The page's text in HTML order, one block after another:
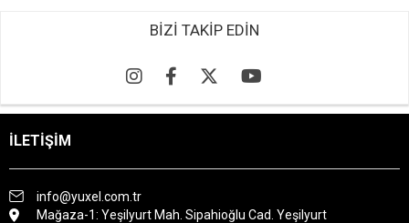
BİZİ TAKİP EDİN
İLETİŞİM
info@yuxel.com.tr
Mağaza-1: Yeşilyurt Mah. Sipahioğlu Cad. Yeşilyurt